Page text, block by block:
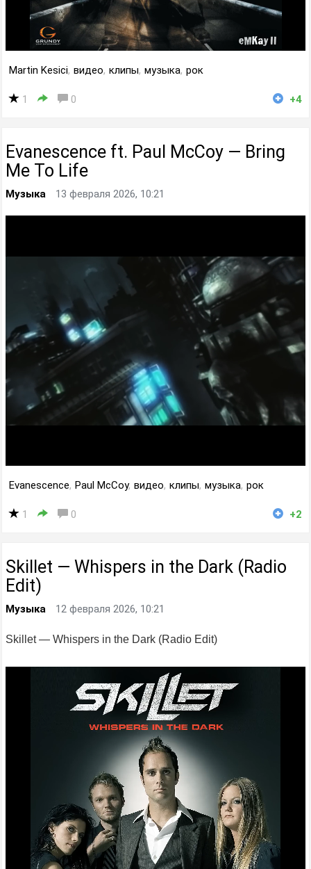
Martin Kesici, видео, клипы, музыка, рок
1 0 +4
Evanescence ft. Paul McCoy — Bring
Me To Life
Музыка 13 февраля 2026, 10:21
Evanescence, Paul McCoy, видео, клипы, музыка, рок
1 0 +2
Skillet — Whispers in the Dark (Radio
Edit)
Музыка 12 февраля 2026, 10:21
Skillet — Whispers in the Dark (Radio Edit)